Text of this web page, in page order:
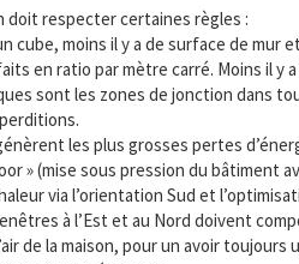
doit respecter certaines règles :
cube, moins il y a de surface de
en ratio par mètre carré. Moins il
sont les zones de jonction dans
les plus grosses pertes
» (mise sous pression du bâtiment
via l’orientation Sud et
à l’Est et au Nord doivent
de la maison, pour un avoir